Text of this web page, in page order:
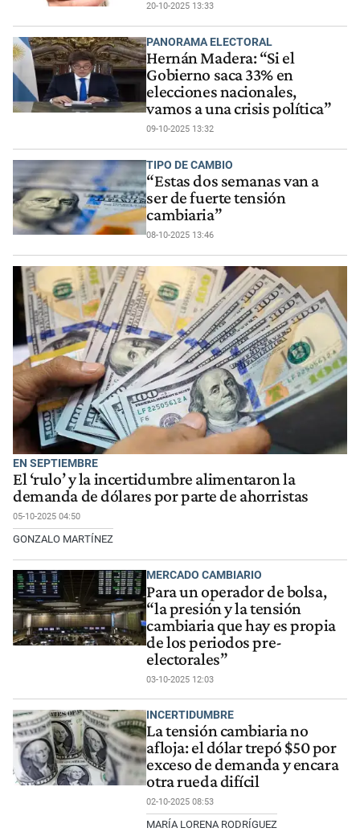
20-10-2025 13:33
PANORAMA ELECTORAL
Hernán Madera: “Si el
Gobierno saca 33% en
elecciones nacionales,
vamos a una crisis política”
09-10-2025 13:32
TIPO DE CAMBIO
“Estas dos semanas van a
ser de fuerte tensión
cambiaria”
08-10-2025 13:46
EN SEPTIEMBRE
El ‘rulo’ y la incertidumbre alimentaron la
demanda de dólares por parte de ahorristas
05-10-2025 04:50
GONZALO MARTÍNEZ
MERCADO CAMBIARIO
Para un operador de bolsa,
“la presión y la tensión
cambiaria que hay es propia
de los periodos pre-
electorales”
03-10-2025 12:03
INCERTIDUMBRE
La tensión cambiaria no
afloja: el dólar trepó $50 por
exceso de demanda y encara
otra rueda difícil
02-10-2025 08:53
MARÍA LORENA RODRÍGUEZ